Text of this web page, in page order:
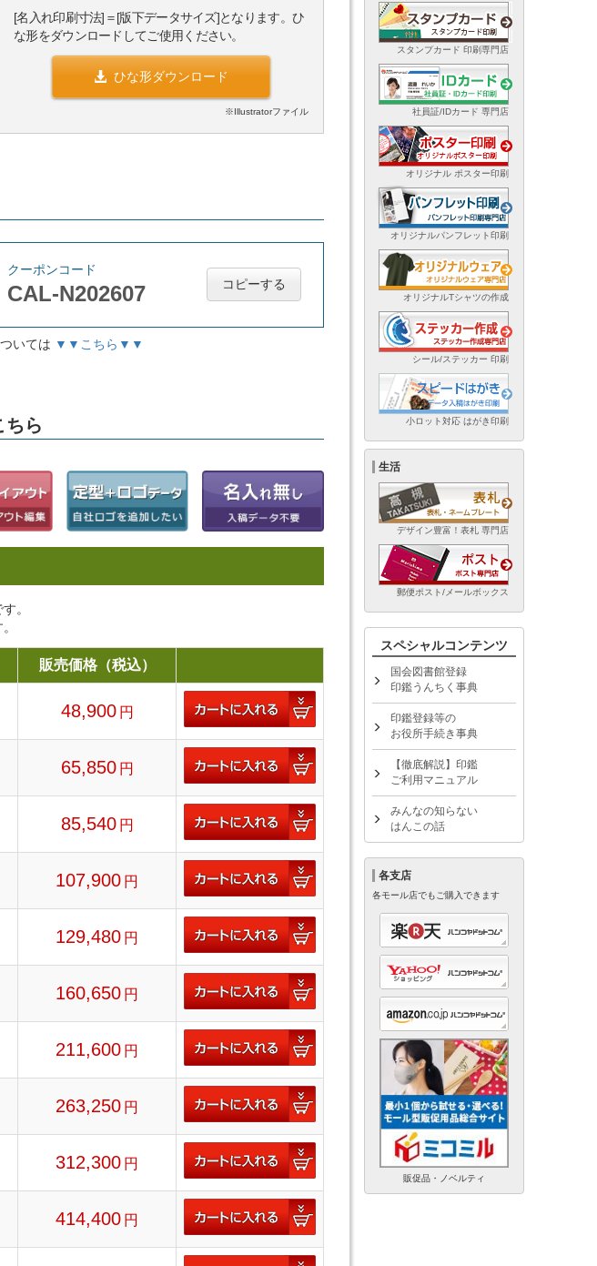
[名入れ印刷寸法]＝[版下データサイズ]となります。ひ
な形をダウンロードしてご使用ください。
ひな形ダウンロード
※Illustratorファイル
クーポンコード
CAL-N202607 コピーする
いては ▼▼こちら▼▼
ちら
。
販売価格（税込）
48,900 円
65,850 円
85,540 円
107,900 円
129,480 円
160,650 円
211,600 円
263,250 円
312,300 円
414,400 円
スタンプカード 印刷専門店
社員証/IDカード 専門店
オリジナル ポスター印刷
オリジナルパンフレット印刷
オリジナルTシャツの作成
シール/ステッカー 印刷
小ロット対応 はがき印刷
生活
デザイン豊富！表札 専門店
郵便ポスト/メールボックス
スペシャルコンテンツ
国会図書館登録
印鑑うんちく事典
印鑑登録等の
お役所手続き事典
【徹底解説】印鑑
ご利用マニュアル
みんなの知らない
はんこの話
各支店
各モール店でもご購入できます
販促品・ノベルティ